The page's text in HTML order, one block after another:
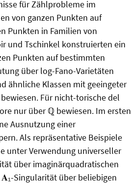
für Zählprobleme im
von ganzen Punkten auf
Punkten in Familien von
und Tschinkel konstruierten ein
Punkten auf bestimmten
über log-Fano-Varietäten
ähnliche Klassen mit geeingeter
Für nicht-torische del
nur über ℚ bewiesen. Im ersten
Ausnutzung einer
Als repräsentative Beispiele
unter Verwendung universeller
über imaginärquadratischen
Singularität über beliebigen